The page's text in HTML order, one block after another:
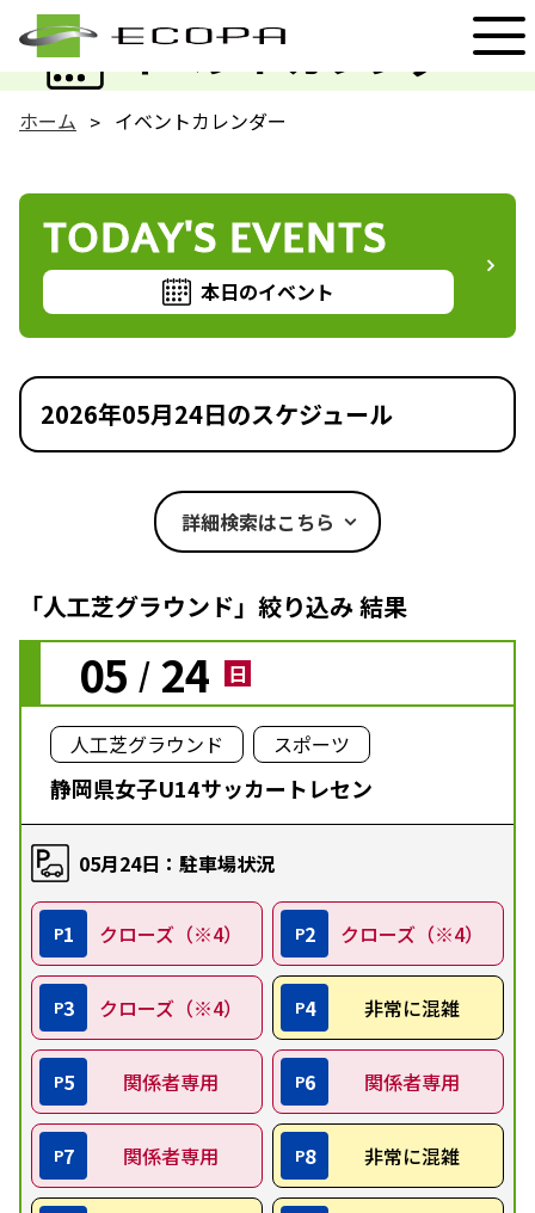
イベントカレンダー
EVENT
ホーム イベントカレンダー
TODAY'S EVENTS
本日のイベント
2026年05月24日のスケジュール
詳細検索はこちら
「人工芝グラウンド」絞り込み 結果
05 / 24 日
人工芝グラウンド スポーツ
静岡県女子U14サッカートレセン
05月24日：駐車場状況
P1 クローズ（※4） P2 クローズ（※4）
P3 クローズ（※4） P4 非常に混雑
P5 関係者専用 P6 関係者専用
P7 関係者専用 P8 非常に混雑